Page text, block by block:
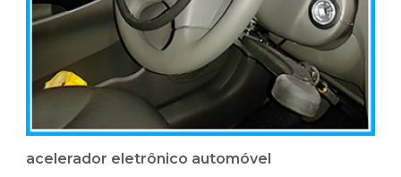
acelerador eletrônico automóvel